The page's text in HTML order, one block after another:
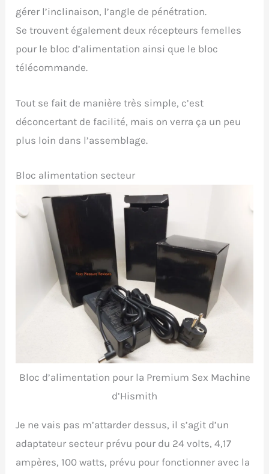
gérer l’inclinaison, l’angle de pénétration.
Se trouvent également deux récepteurs femelles
pour le bloc d’alimentation ainsi que le bloc
télécommande.
Tout se fait de manière très simple, c’est
déconcertant de facilité, mais on verra ça un peu
plus loin dans l’assemblage.
Bloc alimentation secteur
Bloc d’alimentation pour la Premium Sex Machine
d’Hismith
Je ne vais pas m’attarder dessus, il s’agit d’un
adaptateur secteur prévu pour du 24 volts, 4,17
ampères, 100 watts, prévu pour fonctionner avec la